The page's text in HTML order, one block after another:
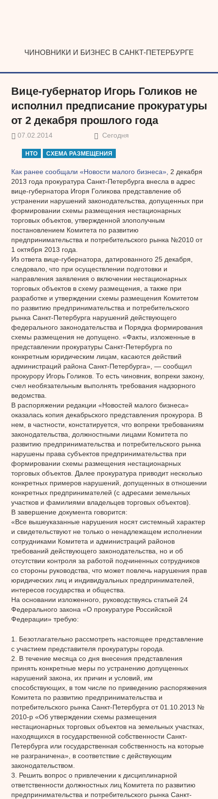
ЧИНОВНИКИ И БИЗНЕС В САНКТ-ПЕТЕРБУРГЕ
Вице-губернатор Игорь Голиков не
исполнил предписание прокуратуры
от 2 декабря прошлого года
07.02.2014 Сегодня
НТО СХЕМА РАЗМЕЩЕНИЯ
Как ранее сообщали «Новости малого бизнеса», 2 декабря
2013 года прокуратура Санкт-Петербурга внесла в адрес
вице-губернатора Игоря Голикова представление об
устранении нарушений законодательства, допущенных при
формировании схемы размещения нестационарных
торговых объектов, утвержденной злополучным
постановлением Комитета по развитию
предпринимательства и потребительского рынка №2010 от
1 октября 2013 года.
Из ответа вице-губернатора, датированного 25 декабря,
следовало, что при осуществлении подготовки и
направления заявления о включении нестационарных
торговых объектов в схему размещения, а также при
разработке и утверждении схемы размещения Комитетом
по развитию предпринимательства и потребительского
рынка Санкт-Петербурга нарушений действующего
федерального законодательства и Порядка формирования
схемы размещения не допущено. «Факты, изложенные в
представлении прокуратуры Санкт-Петербурга по
конкретным юридическим лицам, касаются действий
администраций района Санкт-Петербурга», — сообщил
прокурору Игорь Голиков. То есть чиновник, вопреки закону,
счел необязательным выполнять требования надзорного
ведомства.
В распоряжении редакции «Новостей малого бизнеса»
оказалась копия декабрьского представления прокурора. В
нем, в частности, констатируется, что вопреки требованиям
законодательства, должностными лицами Комитета по
развитию предпринимательства и потребительского рынка
нарушены права субъектов предпринимательства при
формировании схемы размещения нестационарных
торговых объектов. Далее прокуратура приводит несколько
конкретных примеров нарушений, допущенных в отношении
конкретных предпринимателей (с адресами земельных
участков и фамилиями владельцев торговых объектов).
В завершение документа говорится:
«Все вышеуказанные нарушения носят системный характер
и свидетельствуют не только о ненадлежащем исполнении
сотрудниками Комитета и администраций районов
требований действующего законодательства, но и об
отсутствии контроля за работой подчиненных сотрудников
со стороны руководства, что может повлечь нарушения прав
юридических лиц и индивидуальных предпринимателей,
интересов государства и общества.
На основании изложенного, руководствуясь статьей 24
Федерального закона «О прокуратуре Российской
Федерации» требую:
1. Безотлагательно рассмотреть настоящее представление
с участием представителя прокуратуры города.
2. В течение месяца со дня внесения представления
принять конкретные меры по устранению допущенных
нарушений закона, их причин и условий, им
способствующих, в том числе по приведению распоряжения
Комитета по развитию предпринимательства и
потребительского рынка Санкт-Петербурга от 01.10.2013 №
2010-р «Об утверждении схемы размещения
нестационарных торговых объектов на земельных участках,
находящихся в государственной собственности Санкт-
Петербурга или государственная собственность на которые
не разграничена», в соответствие с действующим
законодательством.
3. Решить вопрос о привлечении к дисциплинарной
ответственности должностных лиц Комитета по развитию
предпринимательства и потребительского рынка Санкт-